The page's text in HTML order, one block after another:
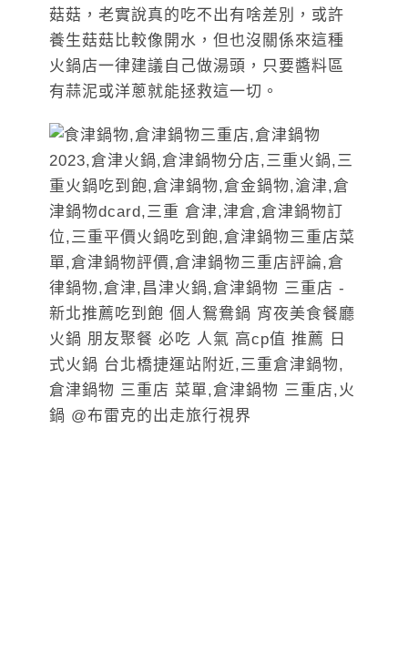
菇菇，老實說真的吃不出有啥差別，或許
養生菇菇比較像開水，但也沒關係來這種
火鍋店一律建議自己做湯頭，只要醬料區
有蒜泥或洋蔥就能拯救這一切。